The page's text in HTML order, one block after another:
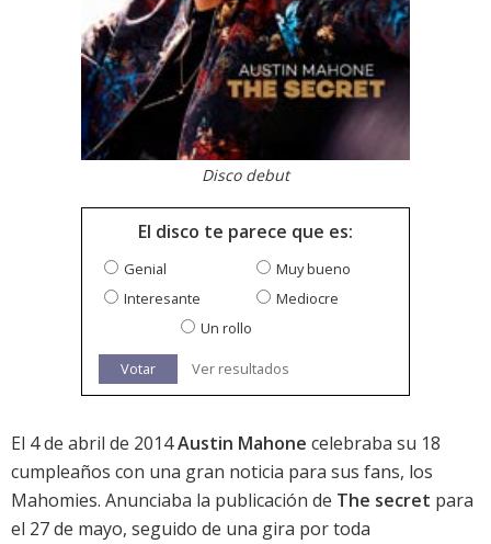
Disco debut
El disco te parece que es:
Genial
Muy bueno
Interesante
Mediocre
Un rollo
Votar Ver resultados
El 4 de abril de 2014Austin Mahone celebraba su 18
cumpleaños con una gran noticia para sus fans, los
Mahomies. Anunciaba la publicación de The secret para
el 27 de mayo, seguido de una gira por toda